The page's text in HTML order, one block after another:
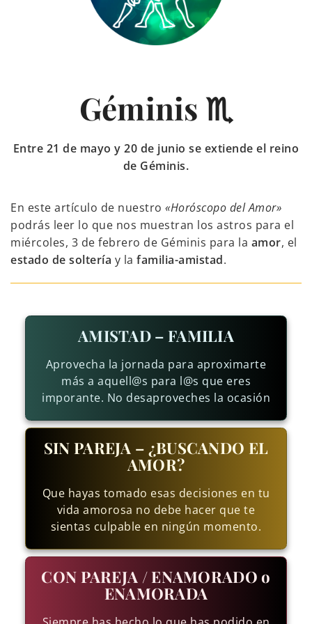
Géminis ♏
Entre 21 de mayo y 20 de junio se extiende el reino
de Géminis.
En este artículo de nuestro «Horóscopo del Amor»
podrás leer lo que nos muestran los astros para el
miércoles, 3 de febrero de Géminis para la amor, el
estado de soltería y la familia-amistad.
AMISTAD – FAMILIA
Aprovecha la jornada para aproximarte
más a aquell@s para l@s que eres
imporante. No desaproveches la ocasión
SIN PAREJA – ¿BUSCANDO EL
AMOR?
Que hayas tomado esas decisiones en tu
vida amorosa no debe hacer que te
sientas culpable en ningún momento.
CON PAREJA / ENAMORADO o
ENAMORADA